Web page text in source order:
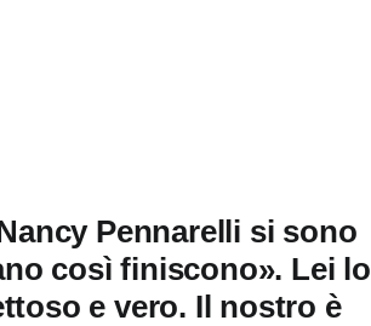
Pennarelli si sono
così finiscono». Lei lo
e vero. Il nostro è